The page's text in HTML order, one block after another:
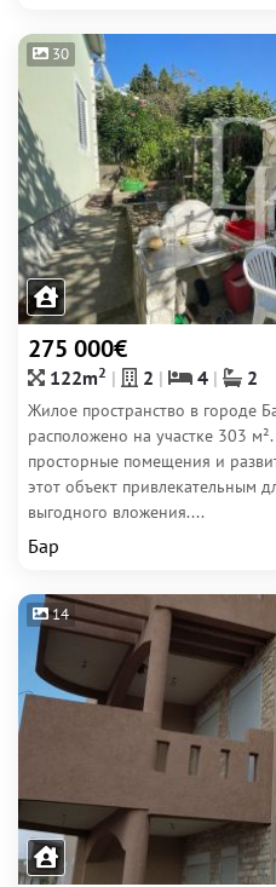
30
275 000€
122m2 2 4 2
Жилое пространство в городе
расположено на участке 303
просторные помещения и
этот объект привлекательным
выгодного вложения....
Бар
14